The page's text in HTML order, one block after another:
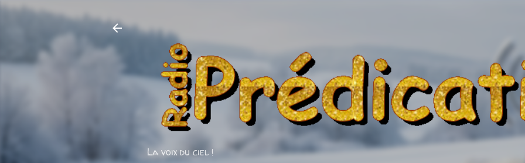
La voix du ciel !